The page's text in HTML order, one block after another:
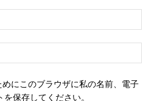
メ
ー
ェ
にこのブラウザに私の名前、電子
保存してください。